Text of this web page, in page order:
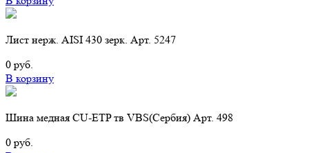
Лист нерж. AISI 430 зерк. Арт. 5247
0 руб.
В корзину
Шина медная CU-ETP тв VBS(Cербия) Арт. 498
0 руб.